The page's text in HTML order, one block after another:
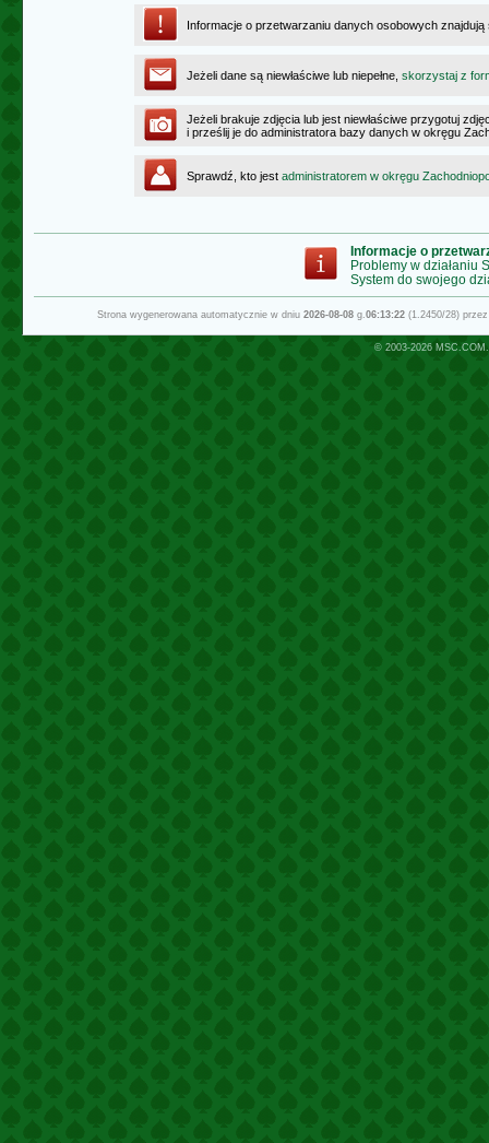
Informacje o przetwarzaniu danych osobowych
Jeżeli dane są niewłaściwe lub niepełne, skorzystaj z
Jeżeli brakuje zdjęcia lub jest niewłaściwe przygotuj
i prześlij je do administratora bazy danych w okręgu
Sprawdź, kto jest administratorem w okręgu
Informacje o
Problemy w działaniu
System do swojego
Strona wygenerowana automatycznie w dniu 2026-08-08g.06:13:22(1.2450/28)
© 2003-2026